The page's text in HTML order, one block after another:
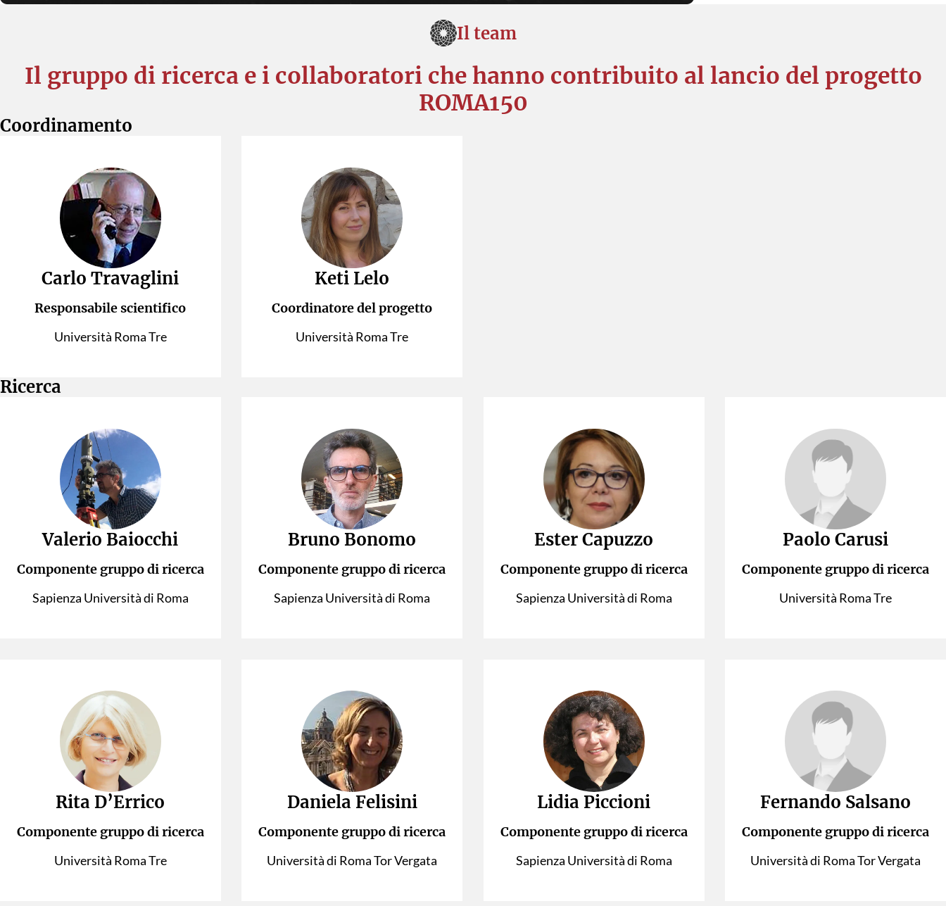
Il team
Il gruppo di ricerca e i collaboratori che hanno contribuito al lancio del progetto
ROMA150
Coordinamento
Carlo Travaglini
Responsabile scientifico
Università Roma Tre
Keti Lelo
Coordinatore del progetto
Università Roma Tre
Ricerca
Valerio Baiocchi
Componente gruppo di ricerca
Sapienza Università di Roma
Bruno Bonomo
Componente gruppo di ricerca
Sapienza Università di Roma
Ester Capuzzo
Componente gruppo di ricerca
Sapienza Università di Roma
Paolo Carusi
Componente gruppo di ricerca
Università Roma Tre
Rita D’Errico
Componente gruppo di ricerca
Università Roma Tre
Daniela Felisini
Componente gruppo di ricerca
Università di Roma Tor Vergata
Lidia Piccioni
Componente gruppo di ricerca
Sapienza Università di Roma
Fernando Salsano
Componente gruppo di ricerca
Università di Roma Tor Vergata